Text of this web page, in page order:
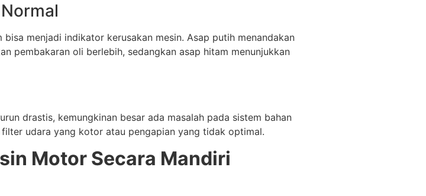
menjadi indikator kerusakan mesin. Asap putih menandakan
pembakaran oli berlebih, sedangkan asap hitam menunjukkan
drastis, kemungkinan besar ada masalah pada sistem bahan
udara yang kotor atau pengapian yang tidak optimal.
Motor Secara Mandiri